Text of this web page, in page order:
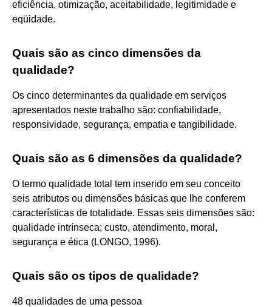
eficiência, otimização, aceitabilidade, legitimidade e
eqüidade.
Quais são as cinco dimensões da
qualidade?
Os cinco determinantes da qualidade em serviços
apresentados neste trabalho são: confiabilidade,
responsividade, segurança, empatia e tangibilidade.
Quais são as 6 dimensões da qualidade?
O termo qualidade total tem inserido em seu conceito
seis atributos ou dimensões básicas que lhe conferem
características de totalidade. Essas seis dimensões são:
qualidade intrínseca; custo, atendimento, moral,
segurança e ética (LONGO, 1996).
Quais são os tipos de qualidade?
48 qualidades de uma pessoa